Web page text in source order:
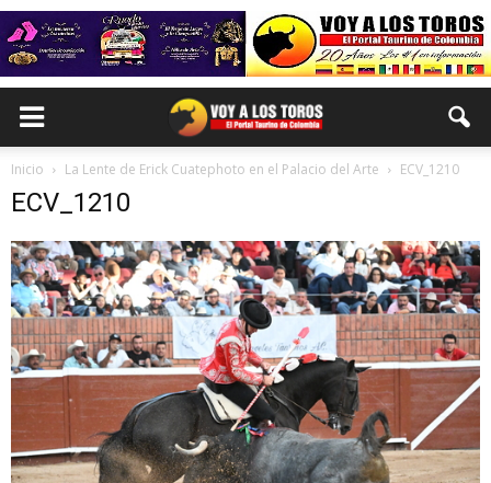
Inicio La Lente de Erick Cuatephoto en el Palacio del Arte ECV_1210
ECV_1210